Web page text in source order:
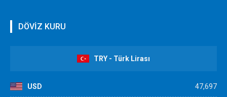
DÖVİZ KURU
TRY - Türk Lirası
USD 47,697